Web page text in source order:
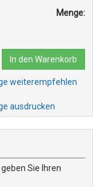
Menge:
In den Warenkorb
weiterempfehlen
ausdrucken
Sie Ihren